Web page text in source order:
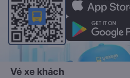
Vé xe khách